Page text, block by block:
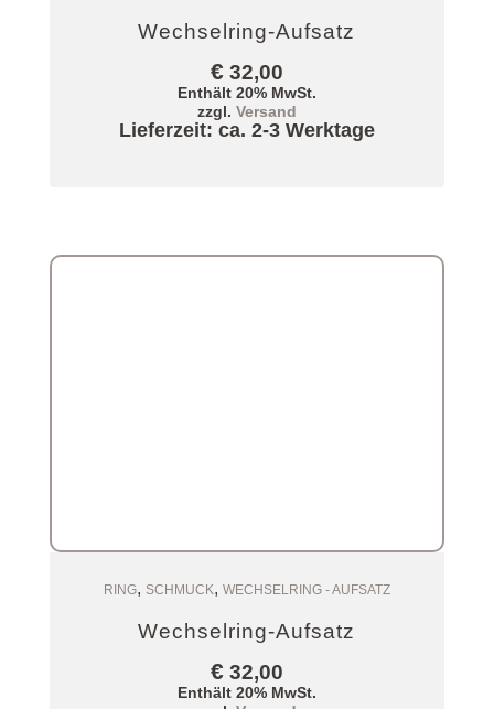
Wechselring-Aufsatz
€32,00
Enthält 20% MwSt.
zzgl. Versand
Lieferzeit: ca. 2-3 Werktage
Zum Warenkorb
RING, SCHMUCK, WECHSELRING - AUFSATZ
Wechselring-Aufsatz
€32,00
Enthält 20% MwSt.